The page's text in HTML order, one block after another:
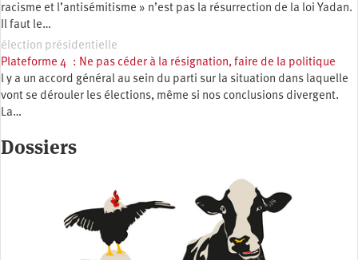
racisme et l’antisémitisme » n’est pas la résurrection de la loi Yadan.
Il faut le…
élection présidentielle
Plateforme 4 : Ne pas céder à la résignation, faire de la politique
l y a un accord général au sein du parti sur la situation dans laquelle
vont se dérouler les élections, même si nos conclusions divergent.
La…
Dossiers